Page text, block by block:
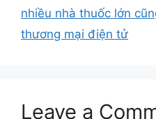
nhiều nhà thuốc lớn
thương mại điện tử
Leave a